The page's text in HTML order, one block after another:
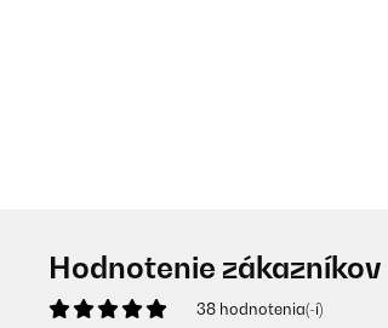
Hodnotenie zákazníkov
38 hodnotenia(-í)